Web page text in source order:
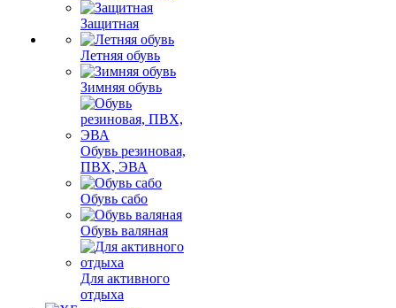
Защитная
Летняя обувь
Зимняя обувь
Обувь резиновая,
ПВХ, ЭВА
Обувь сабо
Обувь валяная
Для активного
отдыха